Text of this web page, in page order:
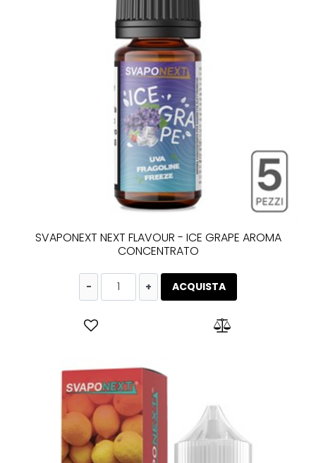
SVAPONEXT NEXT FLAVOUR - ICE GRAPE AROMA
CONCENTRATO
QuantitàACQUISTA